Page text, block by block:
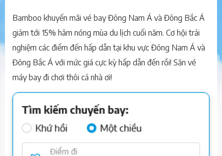
Bamboo khuyến mãi vé bay Đông Nam Á và Đông Bắc Á
giảm tới 15% hâm nóng mùa du lịch cuối năm. Cơ hội trải
nghiệm các điểm đến hấp dẫn tại khu vực Đông Nam Á và
Đông Bắc Á với mức giá cực kỳ hấp dẫn đến rồi! Săn vé
máy bay đi chơi thôi cả nhà ơi!